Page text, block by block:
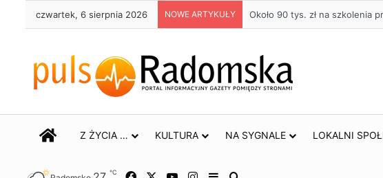
czwartek, 6 sierpnia 2026 NOWE ARTYKUŁY Około 90 tys. zł na szkolenia
STRONA GŁÓWNA
Z ŻYCIA … KULTURA NA SYGNALE LOKALNI
℃